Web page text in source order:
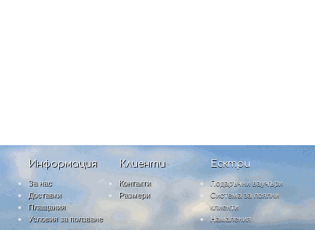
Информация
За нас
Доставки
Плащания
Условия за ползване
Клиенти
Контакти
Размери
Есктри
Подаръчни ваучъри
Система за лоялни
клиенти
Намаления